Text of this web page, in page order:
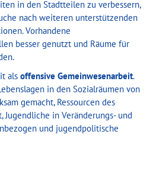
in den Stadtteilen zu verbessern,
nach weiteren unterstützenden
Vorhandene
besser genutzt und Räume für
als offensive Gemeinwesenarbeit.
in den Sozialräumen von
gemacht, Ressourcen des
in Veränderungs- und
und jugendpolitische